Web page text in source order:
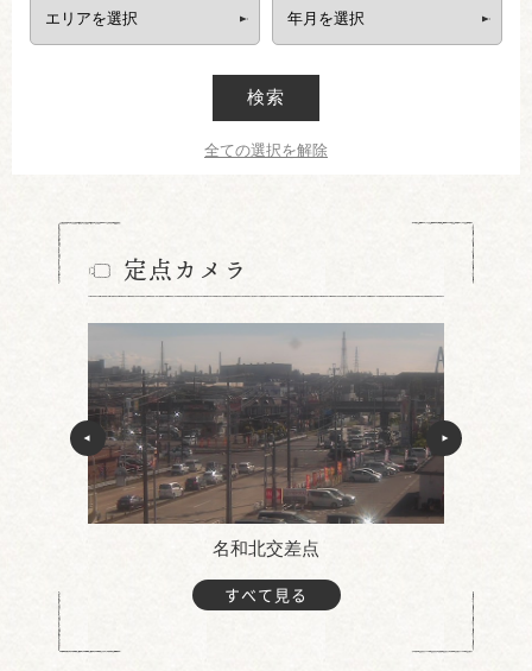
検索
全ての選択を解除
定点カメラ
名和北交差点
すべて見る